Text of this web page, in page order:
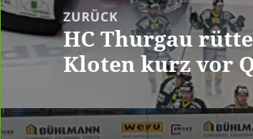
NavigationZURÜCK
Vorheriger
Beitrag:
HC Thurgau
Kloten kurz vor